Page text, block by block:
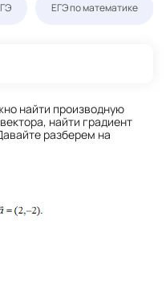
ЕГЭ по математике
найти производную
найти градиент
разберем на